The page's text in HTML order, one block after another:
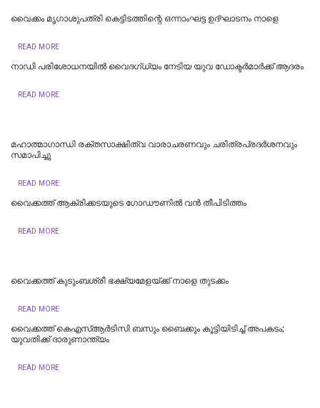
വൈക്കം മൃഗാശുപത്രി കെട്ടിടത്തിന്റെ ഒന്നാംഘട്ട ഉദ്ഘാടനം നാളെ
READ MORE
നാഡി പരിശോധനയിൽ വൈദഗ്ധ്യം നേടിയ യുവ ഡോക്ടർമാർക്ക് ആദരം
READ MORE
മഹാത്മാഗാന്ധി രക്തസാക്ഷിത്വ വാരാചരണവും ചരിത്രപ്രദർശനവും
സമാപിച്ചു
READ MORE
വൈക്കത്ത് ആക്രിക്കടയുടെ ഗോഡൗണിൽ വൻ തീപിടിത്തം
READ MORE
വൈക്കത്ത് കുടുംബശ്രീ ഭക്ഷ്യമേളയ്ക്ക് നാളെ തുടക്കം
READ MORE
വൈക്കത്ത് കെഎസ്ആർടിസി ബസും ബൈക്കും കൂട്ടിയിടിച്ച് അപകടം;
യുവതിക്ക് ദാരുണാന്ത്യം
READ MORE